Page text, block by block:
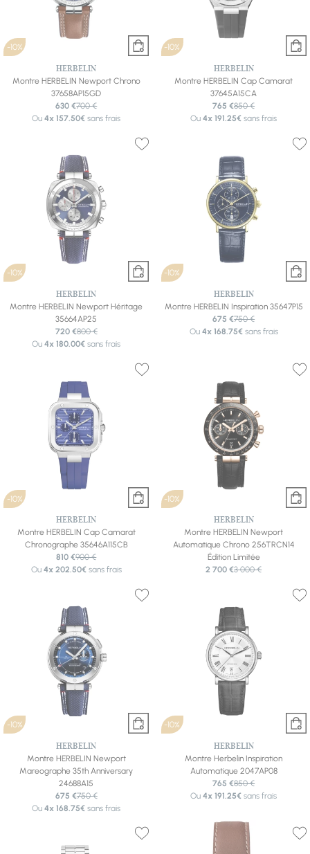
-10%
HERBELIN
Montre HERBELIN Newport Chrono
37658AP15GD
630 €700 €
Ou4x 157.50€ sans frais
-10%
HERBELIN
Montre HERBELIN Cap Camarat
37645A15CA
765 €850 €
Ou4x 191.25€ sans frais
-10%
HERBELIN
Montre HERBELIN Newport Héritage
35664AP25
720 €800 €
Ou4x 180.00€ sans frais
-10%
HERBELIN
Montre HERBELIN Inspiration 35647P15
675 €750 €
Ou 4x 168.75€sans frais
-10%
HERBELIN
Montre HERBELIN Cap Camarat
Chronographe 35646A115CB
810 €900 €
Ou 4x 202.50€sans frais
-10%
HERBELIN
Montre HERBELIN Newport
Automatique Chrono 256TRCN14
Édition Limitée
2 700 €3 000 €
-10%
HERBELIN
Montre HERBELIN Newport
Mareographe 35th Anniversary
24688A15
675 €750 €
Ou4x 168.75€ sans frais
-10%
HERBELIN
Montre Herbelin Inspiration
Automatique 2047AP08
765 €850 €
Ou4x 191.25€ sans frais